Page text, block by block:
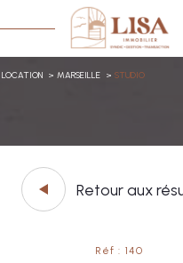
LOCATION MARSEILLE STUDIO
Retour aux
Réf : 140